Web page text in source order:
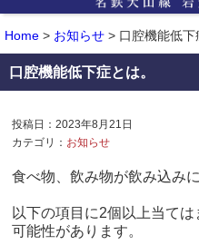
Home > お知らせ > 口腔機能低下
口腔機能低下症とは。
投稿日：2023年8月21日
カテゴリ： お知らせ
食べ物、飲み物が飲み込み
以下の項目に2個以上当て
可能性があります。